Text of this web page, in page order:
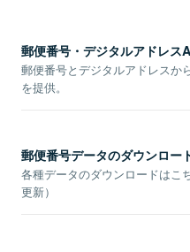
郵便番号・デジタルアドレス
郵便番号とデジタルアドレスか
を提供。
郵便番号データのダウンロー
各種データのダウンロードはこ
更新）